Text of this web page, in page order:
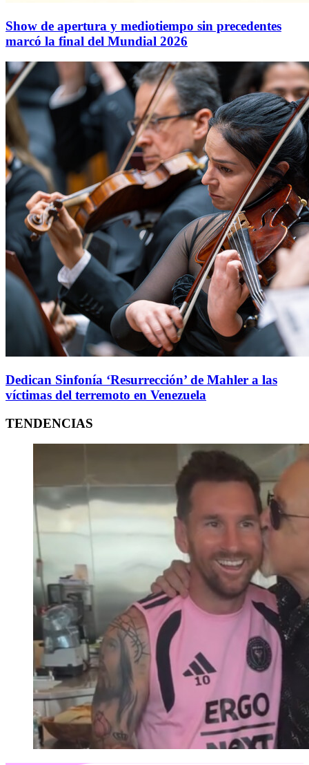
Show de apertura y mediotiempo sin precedentes
marcó la final del Mundial 2026
Dedican Sinfonía ‘Resurrección’ de Mahler a las
víctimas del terremoto en Venezuela
TENDENCIAS